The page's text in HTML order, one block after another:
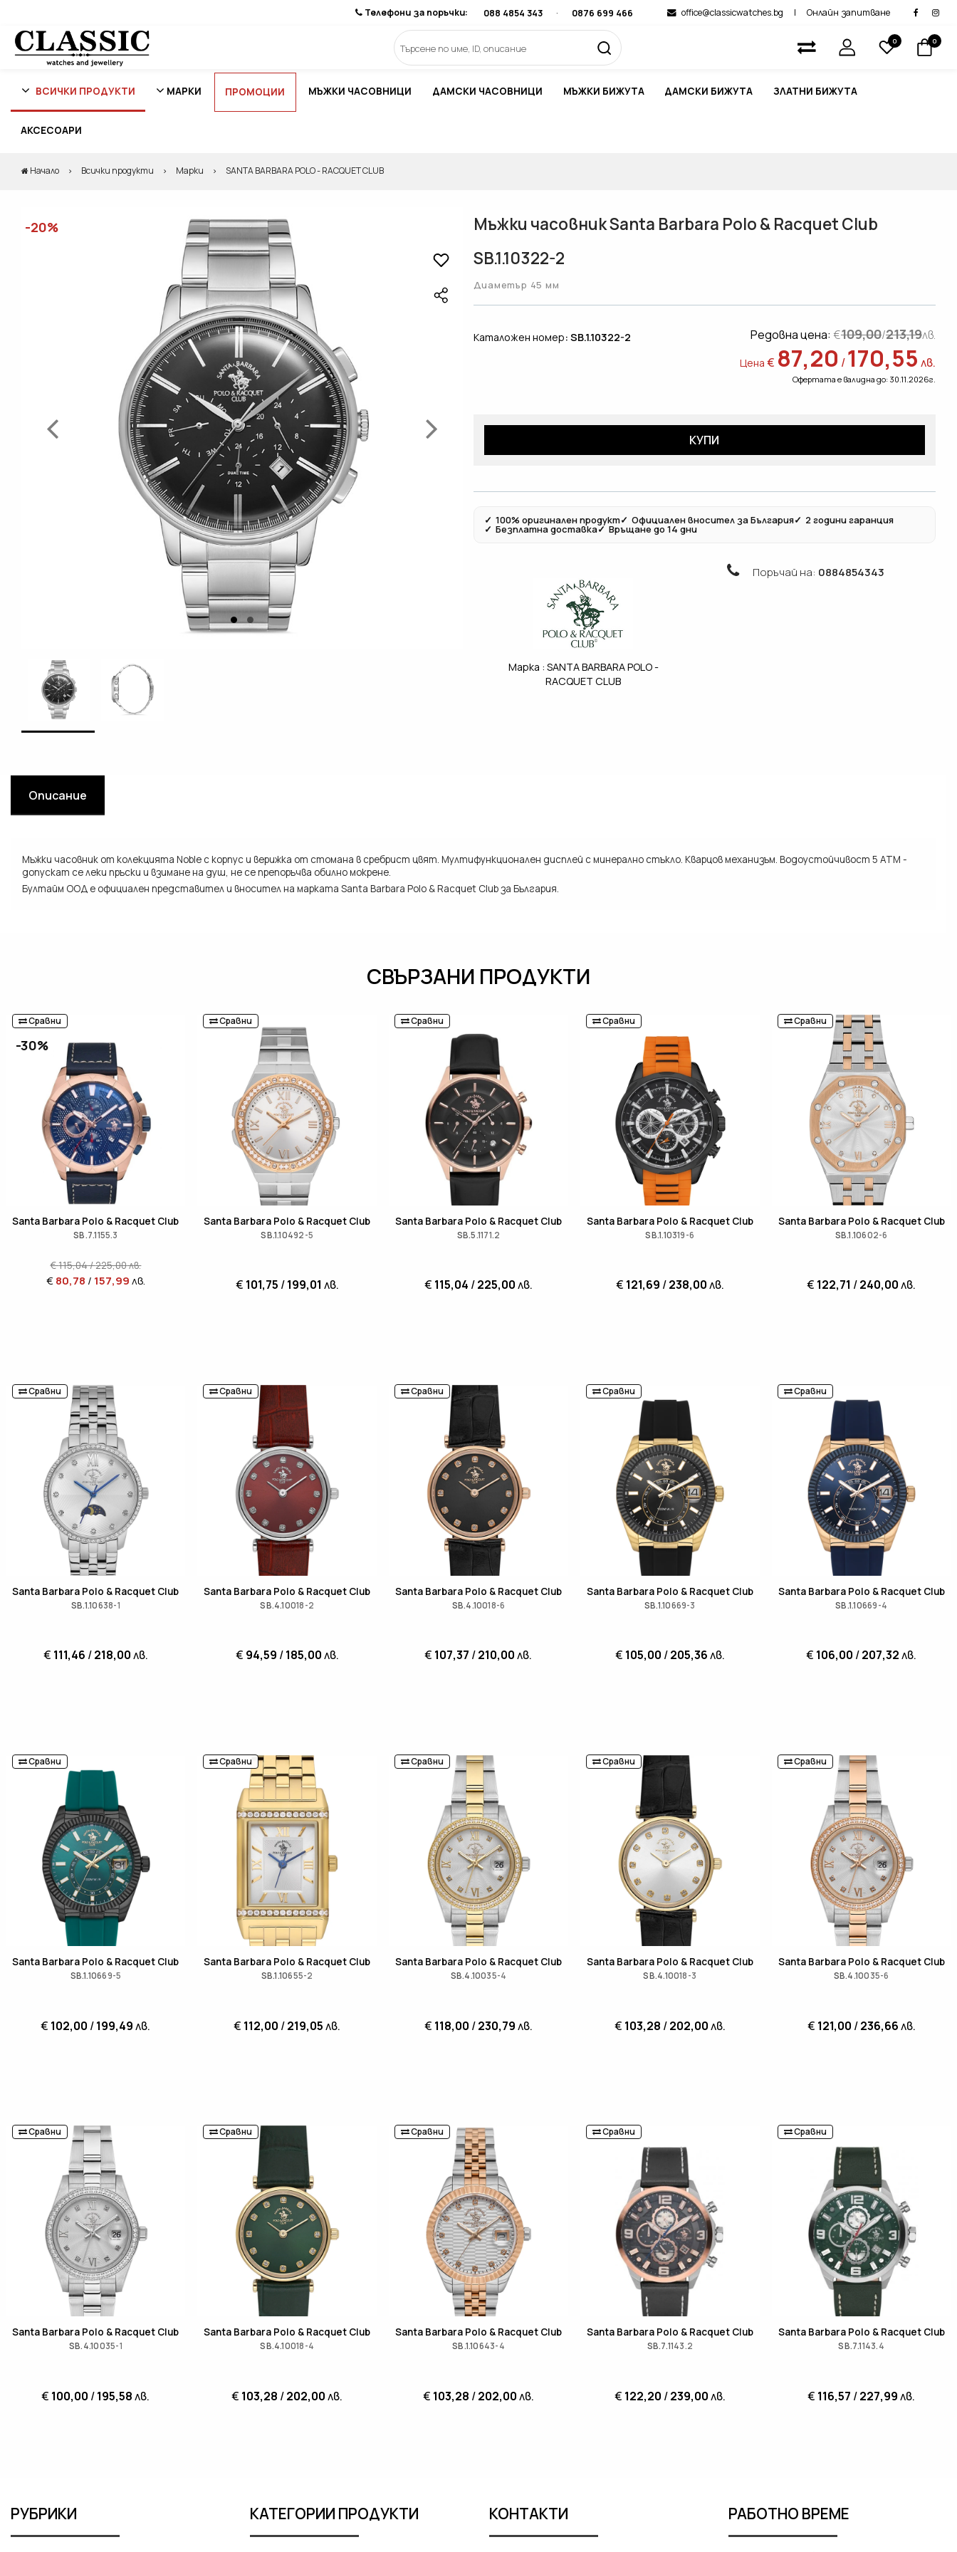
Телефони за поръчки: 088 4854 343 · 0876 699 466 office@classicwatches.bg | Онлайн запитване
0 0
ВСИЧКИ ПРОДУКТИ МАРКИ ПРОМОЦИИ МЪЖКИ ЧАСОВНИЦИ ДАМСКИ ЧАСОВНИЦИ МЪЖКИ БИЖУТА ДАМСКИ БИЖУТА ЗЛАТНИ БИЖУТА
АКСЕСОАРИ
Начало Всички продукти Марки SANTA BARBARA POLO - RACQUET CLUB
-20%
Мъжки часовник Santa Barbara Polo & Racquet Club
SB.1.10322-2
Диаметър 45 мм
Каталожен номер: SB.1.10322-2 Редовна цена: €109,00/213,19лв.
Цена € 87,20 /170,55 лв.
Офертата е валидна до: 30.11.2026г.
КУПИ
✓ 100% оригинален продукт✓ Официален вносител за България✓ 2 години гаранция
✓ Безплатна доставка✓ Връщане до 14 дни
Поръчай на: 0884854343
Марка : SANTA BARBARA POLO -
RACQUET CLUB
Описание
Мъжки часовник от колекцията Noble с корпус и верижка от стомана в сребрист цвят. Мултифункционален дисплей с минерално стъкло. Кварцов механизъм. Водоустойчивост 5 ATM -
допускат се леки пръски и взимане на душ, не се препоръчва обилно мокрене.
Бултайм ООД е официален представител и вносител на марката Santa Barbara Polo & Racquet Club за България.
СВЪРЗАНИ ПРОДУКТИ
Сравни
-30%
Santa Barbara Polo & Racquet Club
SB.7.1155.3
€115,04/225,00лв.
€80,78 / 157,99лв.
Сравни
Santa Barbara Polo & Racquet Club
SB.1.10492-5
€ 101,75 /199,01 лв.
Сравни
Santa Barbara Polo & Racquet Club
SB.5.1171.2
€ 115,04 /225,00лв.
Сравни
Santa Barbara Polo & Racquet Club
SB.1.10319-6
€ 121,69 /238,00лв.
Сравни
Santa Barbara Polo & Racquet Club
SB.1.10602-6
€ 122,71 /240,00лв.
Сравни
Santa Barbara Polo & Racquet Club
SB.1.10638-1
€ 111,46 /218,00лв.
Сравни
Santa Barbara Polo & Racquet Club
SB.4.10018-2
€ 94,59 /185,00лв.
Сравни
Santa Barbara Polo & Racquet Club
SB.4.10018-6
€ 107,37 /210,00лв.
Сравни
Santa Barbara Polo & Racquet Club
SB.1.10669-3
€ 105,00 /205,36лв.
Сравни
Santa Barbara Polo & Racquet Club
SB.1.10669-4
€ 106,00 /207,32лв.
Сравни
Santa Barbara Polo & Racquet Club
SB.1.10669-5
€ 102,00 /199,49лв.
Сравни
Santa Barbara Polo & Racquet Club
SB.1.10655-2
€ 112,00 /219,05лв.
Сравни
Santa Barbara Polo & Racquet Club
SB.4.10035-4
€ 118,00 /230,79лв.
Сравни
Santa Barbara Polo & Racquet Club
SB.4.10018-3
€ 103,28 /202,00лв.
Сравни
Santa Barbara Polo & Racquet Club
SB.4.10035-6
€ 121,00 /236,66лв.
Сравни
Santa Barbara Polo & Racquet Club
SB.4.10035-1
€ 100,00 /195,58лв.
Сравни
Santa Barbara Polo & Racquet Club
SB.4.10018-4
€ 103,28 /202,00лв.
Сравни
Santa Barbara Polo & Racquet Club
SB.1.10643-4
€ 103,28 /202,00лв.
Сравни
Santa Barbara Polo & Racquet Club
SB.7.1143.2
€ 122,20 /239,00лв.
Сравни
Santa Barbara Polo & Racquet Club
SB.7.1143.4
€ 116,57 /227,99лв.
РУБРИКИ КАТЕГОРИИ ПРОДУКТИ КОНТАКТИ РАБОТНО ВРЕМЕ